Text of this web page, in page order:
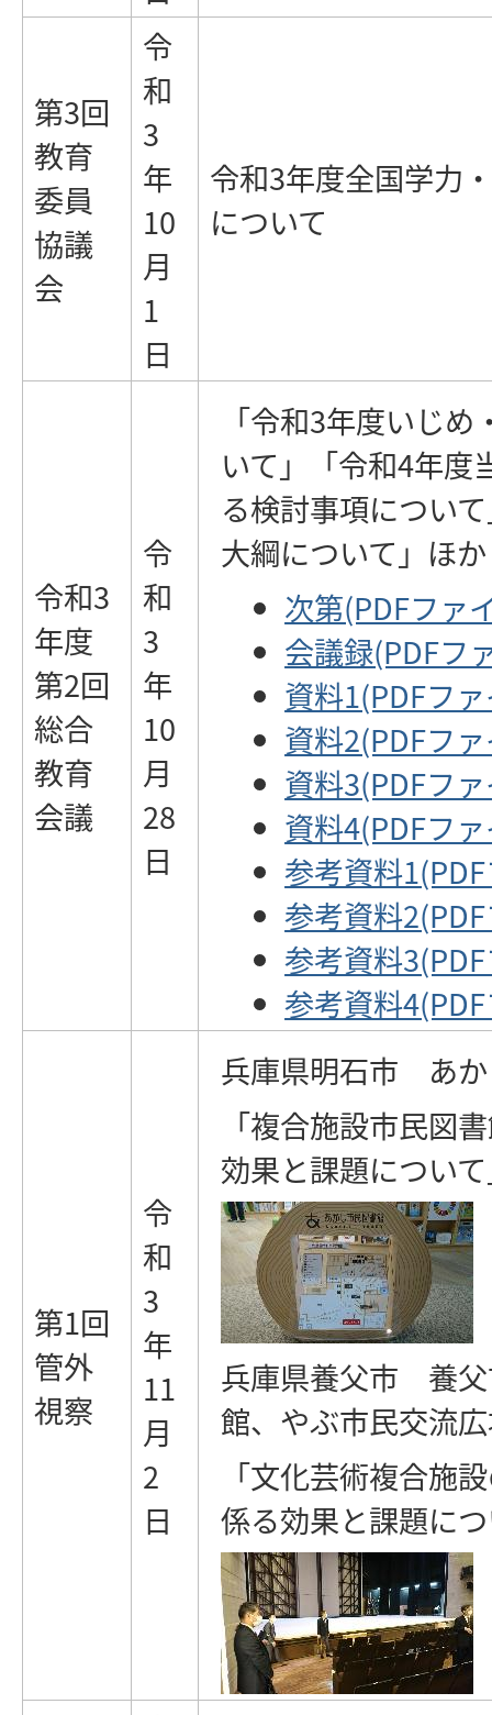
第3回
教育
委員
協議
会
令
和
3
年
10
月
1
日
令和3年度全国学力
について
令和3
年度
第2回
総合
教育
会議
令
和
3
年
10
月
28
日
「令和3年度いじ
いて」「令和4年度
る検討事項につい
大綱について」ほか
次第(PDFファ
会議録(PDFフ
資料1(PDFフ
資料2(PDFフ
資料3(PDFフ
資料4(PDFフ
参考資料
参考資料
参考資料
参考資料
第1回
管外
視察
令
和
3
年
11
月
2
日
兵庫県明石市 あか
「複合施設市民図
効果と課題につい
兵庫県養父市 養父
館、やぶ市民交流
「文化芸術複合施
係る効果と課題に